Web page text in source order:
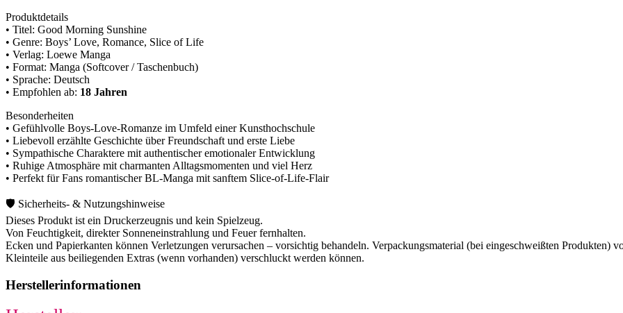
Produktdetails
• Titel: Good Morning Sunshine
• Genre: Boys’ Love, Romance, Slice of Life
• Verlag: Loewe Manga
• Format: Manga (Softcover / Taschenbuch)
• Sprache: Deutsch
• Empfohlen ab: 18 Jahren
Besonderheiten
• Gefühlvolle Boys-Love-Romanze im Umfeld einer Kunsthochschule
• Liebevoll erzählte Geschichte über Freundschaft und erste Liebe
• Sympathische Charaktere mit authentischer emotionaler Entwicklung
• Ruhige Atmosphäre mit charmanten Alltagsmomenten und viel Herz
• Perfekt für Fans romantischer BL-Manga mit sanftem Slice-of-Life-Flair
🛡️ Sicherheits- & Nutzungshinweise
Dieses Produkt ist ein Druckerzeugnis und kein Spielzeug.
Von Feuchtigkeit, direkter Sonneneinstrahlung und Feuer fernhalten.
Ecken und Papierkanten können Verletzungen verursachen – vorsichtig behandeln. Verpackungsmaterial (bei eingeschweißten
Kleinteile aus beiliegenden Extras (wenn vorhanden) verschluckt werden können.
Herstellerinformationen